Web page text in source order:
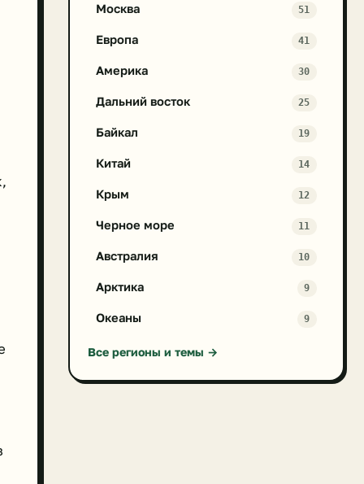
Москва 51
Европа 41
Америка 30
Дальний восток 25
Байкал 19
Китай 14
Крым 12
Черное море 11
Австралия 10
Арктика 9
Океаны 9
Все регионы и темы →